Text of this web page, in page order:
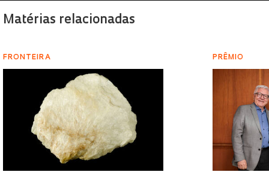
Matérias relacionadas
FRONTEIRA PRÊMIO